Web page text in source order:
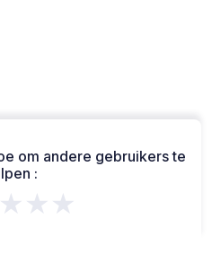
om andere gebruikers te
: